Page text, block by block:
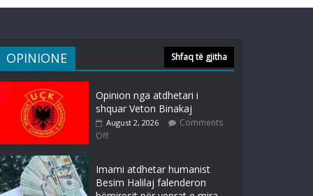
OPINIONE Shfaq të gjitha
Opinion nga atdhetari i
shquar Veton Binakaj
August 2, 2026
Comments
Off
Imami atdhetar humanist
Besim Halilaj falenderon